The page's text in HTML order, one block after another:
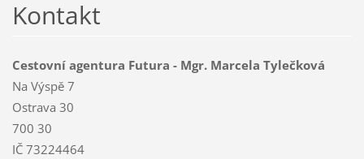
Kontakt
Cestovní agentura Futura - Mgr. Marcela Tylečková
Na Výspě 7
Ostrava 30
700 30
IČ 73224464